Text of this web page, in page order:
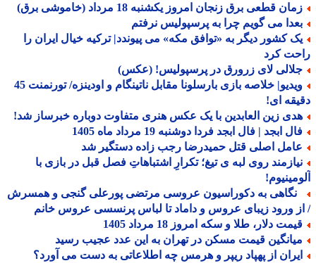
قطعی برق زنجان امروز یکشنبه 18 مرداد (خاموشی برق)
می گویم چرا به پرسپولیس نرفتم
کشور دیگر به «توافق مکه» می پیوندد| ترکیه خیال ایران را
کرد
لای زرورق در پرسپولیس! (عکس)
ویدیو| خلاصه بازی بارسلونا مقابل ناتینگام و اودینزه/ تورنمنت 45
ای!
زین العابدین با یک عکس هنری متفاوت دوباره خبرساز شد!
ابجد | فال ابجد فردا دوشنبه 19 مرداد ماه 1405
اصلی قتل حمیدرضا رجب زاده دستگیر شد
روی لبه ی تیغ؛ تکرارِ اشتباهاتِ فصل قبل در بازی با
به دکوراسیون عروسی مرتضی پورعلی گنجی و همسرش
ورود زیبای عروس و داماد تا لباس پرنسسی عروس خانم
دلار، طلا و سکه امروز 18 مرداد 1405
قیمت مسکن در تهران به این عدد عجیب رسید
از پهپاد ریپر و هرمس چه اطلاعاتی به دست می آورد؟